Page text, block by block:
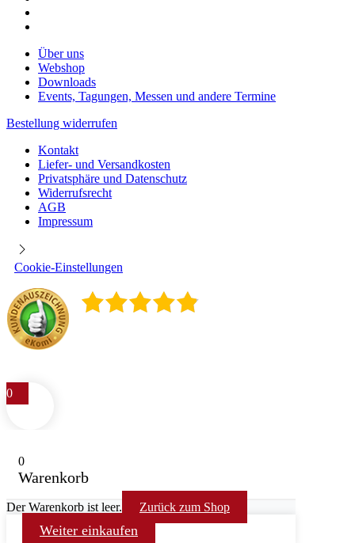
Über uns
Webshop
Downloads
Events, Tagungen, Messen und andere Termine
Bestellung widerrufen
Kontakt
Liefer- und Versandkosten
Privatsphäre und Datenschutz
Widerrufsrecht
AGB
Impressum
Cookie-Einstellungen
0
0
Warenkorb
Der Warenkorb ist leer. Zurück zum Shop
Weiter einkaufen